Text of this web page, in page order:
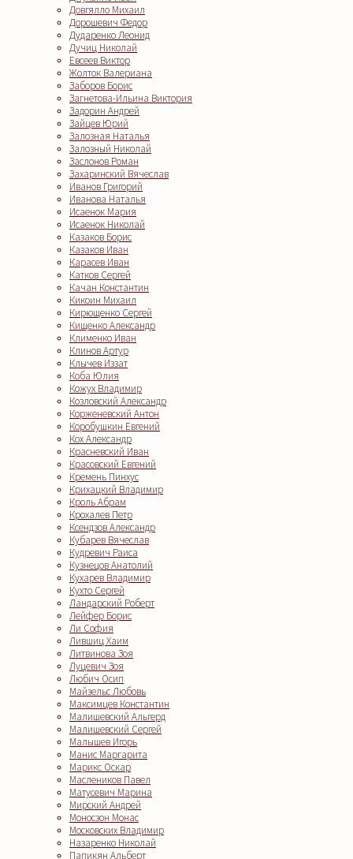
Довгялло Михаил
Дорошевич Федор
Дударенко Леонид
Дучиц Николай
Евсеев Виктор
Жолток Валериана
Заборов Борис
Загнетова-Ильина Виктория
Задорин Андрей
Зайцев Юрий
Залозная Наталья
Залозный Николай
Заслонов Роман
Захаринский Вячеслав
Иванов Григорий
Иванова Наталья
Исаенок Мария
Исаенок Николай
Казаков Борис
Казаков Иван
Карасев Иван
Катков Сергей
Качан Константин
Кикоин Михаил
Кирющенко Сергей
Кищенко Александр
Клименко Иван
Клинов Артур
Клычев Иззат
Коба Юлия
Кожух Владимир
Козловский Александр
Корженевский Антон
Коробушкин Евгений
Кох Александр
Красневский Иван
Красовский Евгений
Кремень Пинхус
Крихацкий Владимир
Кроль Абрам
Крохалев Петр
Ксендзов Александр
Кубарев Вячеслав
Кудревич Раиса
Кузнецов Анатолий
Кухарев Владимир
Кухто Сергей
Ландарский Роберт
Лейфер Борис
Ли София
Лившиц Хаим
Литвинова Зоя
Луцевич Зоя
Любич Осип
Майзельс Любовь
Максимцев Константин
Малишевский Альгерд
Малишевский Сергей
Малышев Игорь
Манис Маргарита
Марикс Оскар
Маслеников Павел
Матусевич Марина
Мирский Андрей
Моносзон Монас
Московских Владимир
Назаренко Николай
Папикян Альберт